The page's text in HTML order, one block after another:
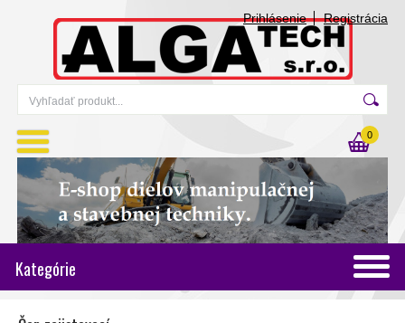
Prihlásenie Registrácia
0
Kategórie